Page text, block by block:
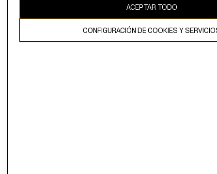
ACEPTAR TODO
CONFIGURACIÓN DE COOKIES Y